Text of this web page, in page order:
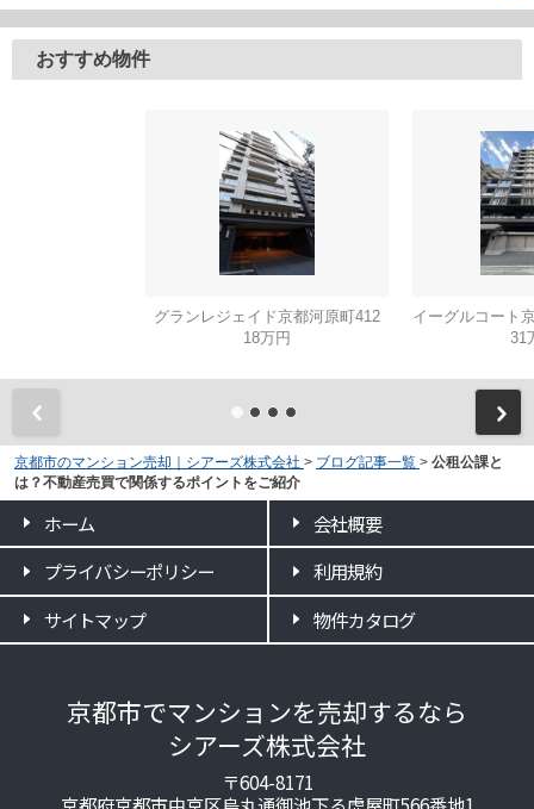
おすすめ物件
グランレジェイド京都河原町412
18万円
31
京都市のマンション売却｜シアーズ株式会社 > ブログ記事一覧 > 公租公課と
は？不動産売買で関係するポイントをご紹介
ホーム
会社概要
プライバシーポリシー
利用規約
サイトマップ
物件カタログ
京都市でマンションを売却するなら
シアーズ株式会社
〒604-8171